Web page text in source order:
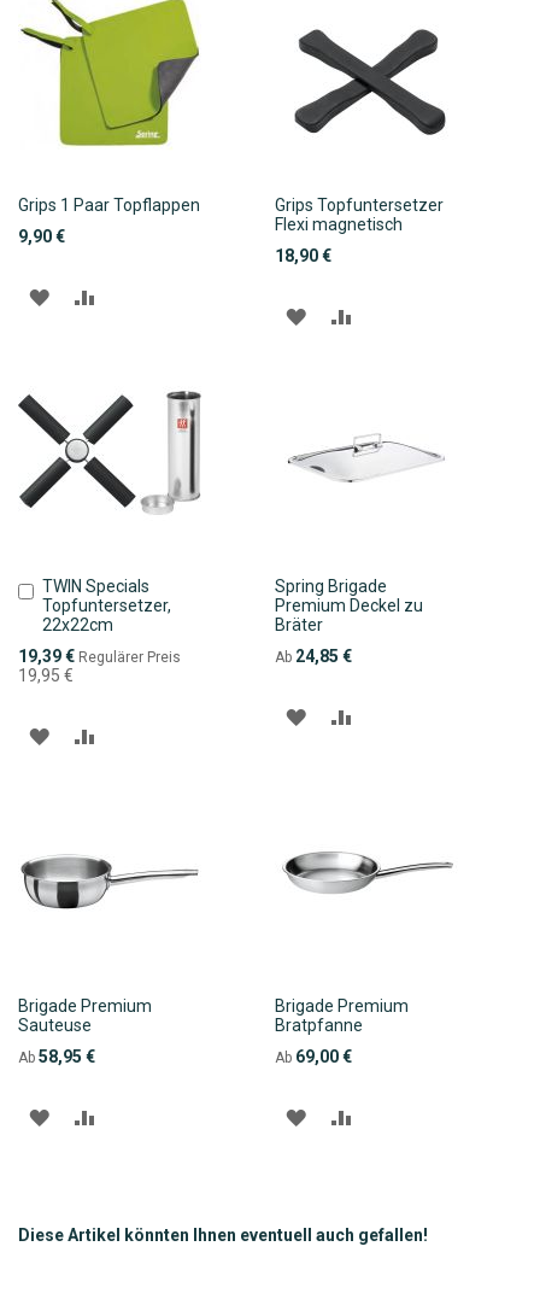
Grips 1 Paar Topflappen
9,90 €
ZUR
Grips Topfuntersetzer
Flexi magnetisch
18,90 €
ZUR
TWIN Specials
Topfuntersetzer,
22x22cm
Sonderpreis
19,39 € Regulärer Preis
19,95 €
In
den
Warenkorb
ZUR
Spring Brigade
Premium Deckel zu
Bräter
Ab 24,85 €
ZUR
Brigade Premium
Sauteuse
Ab 58,95 €
ZUR
Brigade Premium
Bratpfanne
Ab 69,00 €
ZUR
Diese Artikel könnten Ihnen eventuell auch gefallen!